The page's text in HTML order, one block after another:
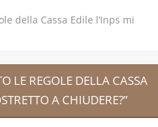
della Cassa Edile l’Inps mi
LE REGOLE DELLA CASSA
A CHIUDERE?”